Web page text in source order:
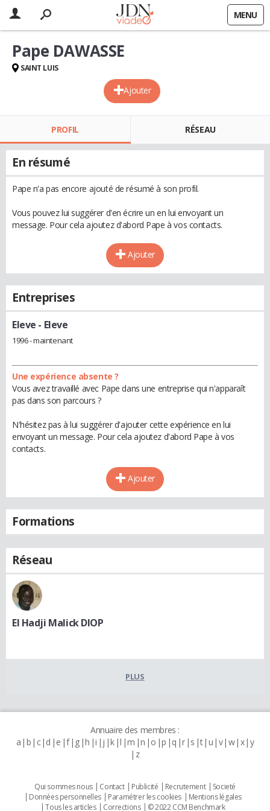
MENU
Ajouter
Pape DAWASSE
SAINT LUIS
PROFIL RÉSEAU
En résumé
Pape n'a pas encore ajouté de résumé à son profil.
Vous pouvez lui suggérer d'en écrire un en lui envoyant un
message. Pour cela ajoutez d'abord Pape à vos contacts.
Ajouter
Entreprises
Eleve - Eleve
1996 - maintenant
Une expérience absente ?
Vous avez travaillé avec Pape dans une entreprise qui n'apparaît
pas dans son parcours ?
N'hésitez pas à lui suggérer d'ajouter cette expérience en lui
envoyant un message. Pour cela ajoutez d'abord Pape à vos
contacts.
Ajouter
Formations
Réseau
El Hadji Malick DIOP
PLUS
Annuaire des membres :
a b c d e f g h i j k l m n o p q r s t u v w x y
z
Qui sommes nous Contact Publicité Recrutement
Societé
Données personnelles
Paramétrer les cookies
Mentions légales
Tous les articles
Corrections © 2022 CCM Benchmark